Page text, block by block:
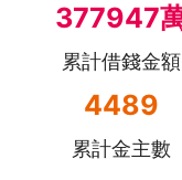
377947
累計借錢金額
4489
累計金主數